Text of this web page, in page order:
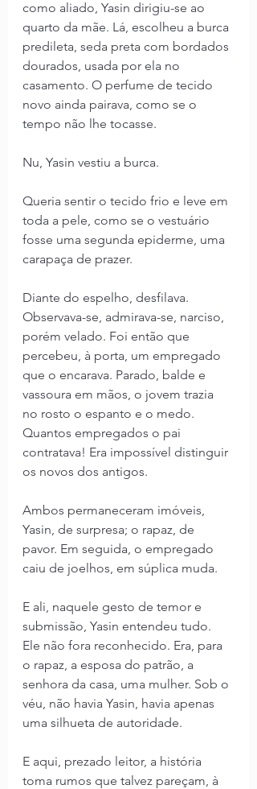
como aliado, Yasin dirigiu-se ao
quarto da mãe. Lá, escolheu a burca
predileta, seda preta com bordados
dourados, usada por ela no
casamento. O perfume de tecido
novo ainda pairava, como se o
tempo não lhe tocasse.
Nu, Yasin vestiu a burca.
Queria sentir o tecido frio e leve em
toda a pele, como se o vestuário
fosse uma segunda epiderme, uma
carapaça de prazer.
Diante do espelho, desfilava.
Observava-se, admirava-se, narciso,
porém velado. Foi então que
percebeu, à porta, um empregado
que o encarava. Parado, balde e
vassoura em mãos, o jovem trazia
no rosto o espanto e o medo.
Quantos empregados o pai
contratava! Era impossível distinguir
os novos dos antigos.
Ambos permaneceram imóveis,
Yasin, de surpresa; o rapaz, de
pavor. Em seguida, o empregado
caiu de joelhos, em súplica muda.
E ali, naquele gesto de temor e
submissão, Yasin entendeu tudo.
Ele não fora reconhecido. Era, para
o rapaz, a esposa do patrão, a
senhora da casa, uma mulher. Sob o
véu, não havia Yasin, havia apenas
uma silhueta de autoridade.
E aqui, prezado leitor, a história
toma rumos que talvez pareçam, à